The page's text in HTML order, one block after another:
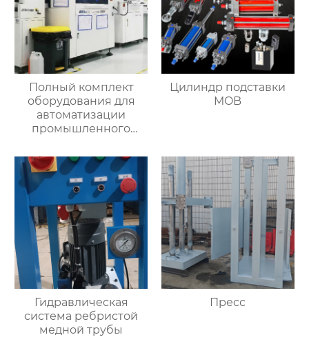
Полный комплект
оборудования для
автоматизации
промышленного
Цилиндр подставки
MOB
Гидравлическая
система ребристой
медной трубы
Пресс